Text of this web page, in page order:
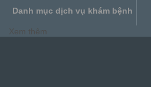
Danh mục dịch vụ khám bệnh
Xem thêm